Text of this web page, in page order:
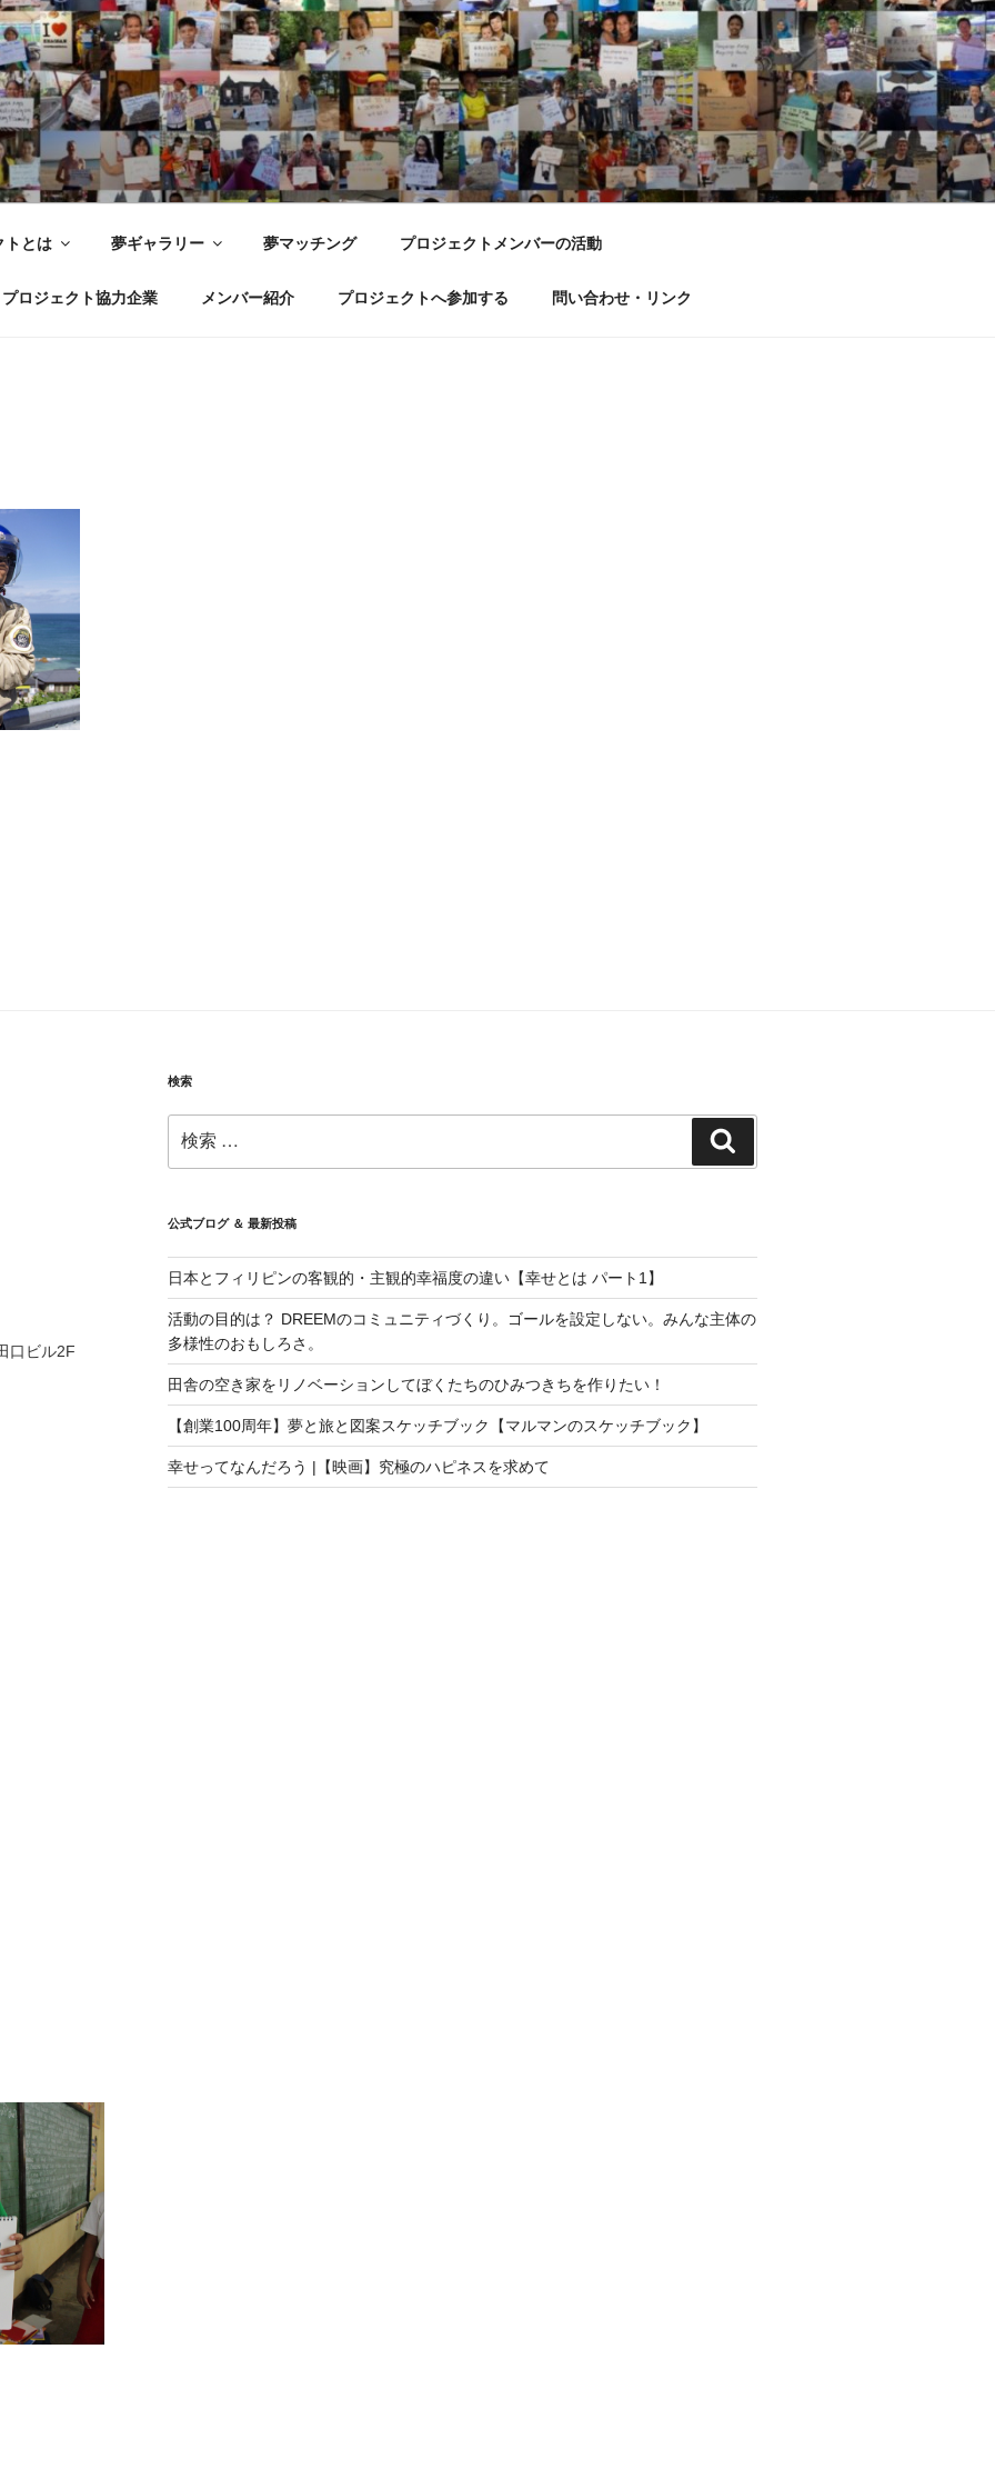
リームプロジェクト WORLD DREAM
of Joy with dreams for everyone.
トとは 夢ギャラリー 夢マッチング プロジェクトメンバーの活動
プロジェクト協力企業 メンバー紹介 プロジェクトへ参加する 問い合わせ・リンク
口ビル2F
検索
索:
索
公式ブログ ＆ 最新投稿
日本とフィリピンの客観的・主観的幸福度の違い【幸せとは パート1】
活動の目的は？ DREEMのコミュニティづくり。ゴールを設定しない。みんな主体の
多様性のおもしろさ。
田舎の空き家をリノベーションしてぼくたちのひみつきちを作りたい！
【創業100周年】夢と旅と図案スケッチブック【マルマンのスケッチブック】
幸せってなんだろう |【映画】究極のハピネスを求めて